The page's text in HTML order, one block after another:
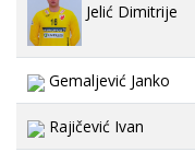
Jelić Dimitrije
Gemaljević Janko
Rajičević Ivan